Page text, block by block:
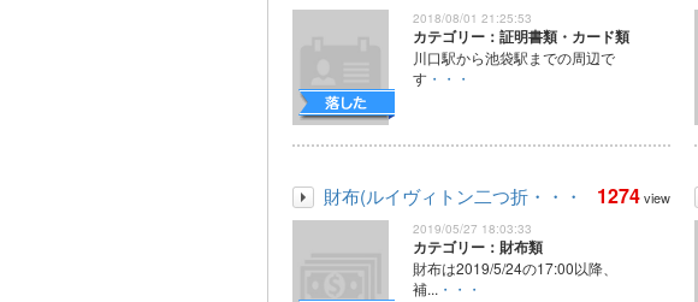
2018/08/01 21:25:53
カテゴリー：証明書類・カード類
川口駅から池袋駅までの周辺で
す ・・・
財布(ルイヴィトン二つ折・・・ 1274view
2019/05/27 18:03:33
カテゴリー：財布類
財布は2019/5/24の17:00以降、
補... ・・・